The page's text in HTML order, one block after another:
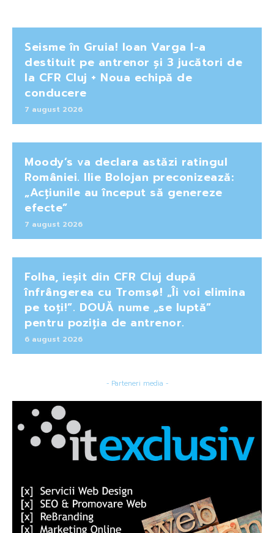
Seisme în Gruia! Ioan Varga l-a
destituit pe antrenor și 3 jucători de
la CFR Cluj + Noua echipă de
conducere
7 august 2026
Moody’s va declara astăzi ratingul
României. Ilie Bolojan preconizează:
„Acțiunile au început să genereze
efecte”
7 august 2026
Folha, ieșit din CFR Cluj după
înfrângerea cu Tromsø! „Îi voi elimina
pe toți!”. DOUĂ nume „se luptă”
pentru poziția de antrenor.
6 august 2026
- Parteneri media -